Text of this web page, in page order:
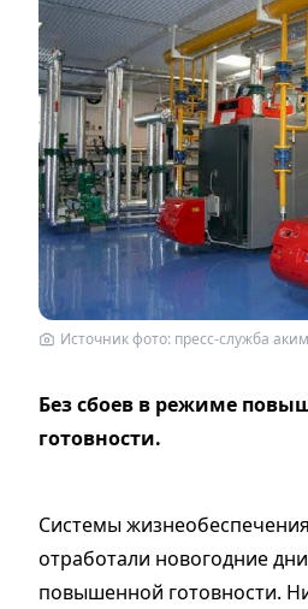
Источник фото: пресс-служба
Без сбоев в режиме
готовности.
Системы
отработали новогодние
повышенной готовности.